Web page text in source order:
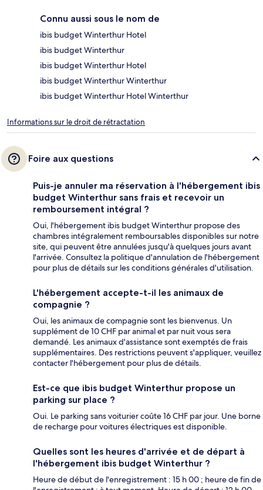
Connu aussi sous le nom de
ibis budget Winterthur Hotel
ibis budget Winterthur
ibis budget Winterthur Hotel
ibis budget Winterthur Winterthur
ibis budget Winterthur Hotel Winterthur
Informations sur le droit de rétractation
Foire aux questions
Puis-je annuler ma réservation à l'hébergement ibis
budget Winterthur sans frais et recevoir un
remboursement intégral ?
Oui, l'hébergement ibis budget Winterthur propose des
chambres intégralement remboursables disponibles sur notre
site, qui peuvent être annulées jusqu'à quelques jours avant
l'arrivée. Consultez la politique d'annulation de l'hébergement
pour plus de détails sur les conditions générales d'utilisation.
L'hébergement accepte-t-il les animaux de
compagnie ?
Oui, les animaux de compagnie sont les bienvenus. Un
supplément de 10 CHF par animal et par nuit vous sera
demandé. Les animaux d'assistance sont exemptés de frais
supplémentaires. Des restrictions peuvent s'appliquer, veuillez
contacter l'hébergement pour plus de détails.
Est-ce que ibis budget Winterthur propose un
parking sur place ?
Oui. Le parking sans voiturier coûte 16 CHF par jour. Une borne
de recharge pour voitures électriques est disponible.
Quelles sont les heures d'arrivée et de départ à
l'hébergement ibis budget Winterthur ?
Heure de début de l'enregistrement : 15 h 00 ; heure de fin de